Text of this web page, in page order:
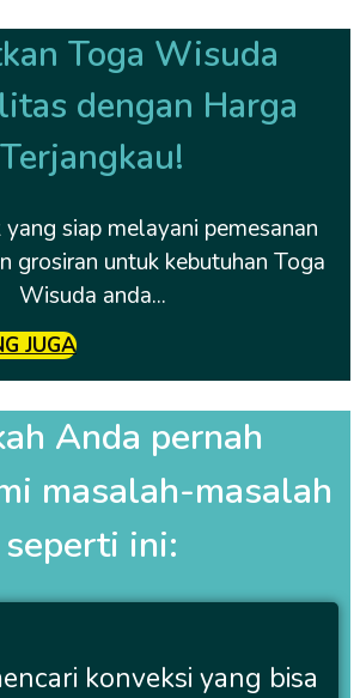
Toga Wisuda
dengan Harga
Terjangkau!
siap melayani pemesanan
grosiran untuk kebutuhan Toga
Wisuda anda...
JUGA
Anda pernah
masalah-masalah
seperti ini:
konveksi yang bisa